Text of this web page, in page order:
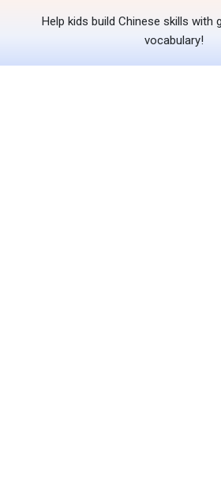
Help kids build Chinese skills with
vocabulary!